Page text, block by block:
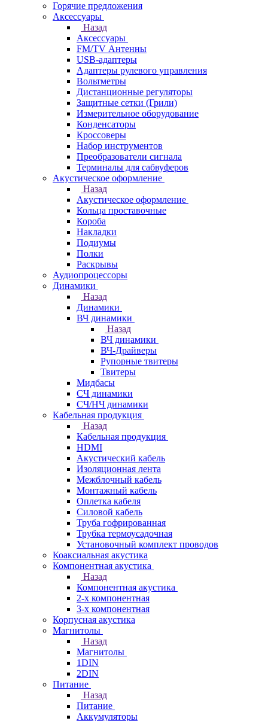
Горячие предложения
Аксессуары
Назад
Аксессуары
FM/TV Антенны
USB-адаптеры
Адаптеры рулевого управления
Вольтметры
Дистанционные регуляторы
Защитные сетки (Грили)
Измерительное оборудование
Конденсаторы
Кроссоверы
Набор инструментов
Преобразователи сигнала
Терминалы для сабвуферов
Акустическое оформление
Назад
Акустическое оформление
Кольца проставочные
Короба
Накладки
Подиумы
Полки
Раскрывы
Аудиопроцессоры
Динамики
Назад
Динамики
ВЧ динамики
Назад
ВЧ динамики
ВЧ-Драйверы
Рупорные твитеры
Твитеры
Мидбасы
СЧ динамики
СЧ/НЧ динамики
Кабельная продукция
Назад
Кабельная продукция
HDMI
Акустический кабель
Изоляционная лента
Межблочный кабель
Монтажный кабель
Оплетка кабеля
Силовой кабель
Труба гофрированная
Трубка термоусадочная
Установочный комплект проводов
Коаксиальная акустика
Компонентная акустика
Назад
Компонентная акустика
2-х компонентная
3-х компонентная
Корпусная акустика
Магнитолы
Назад
Магнитолы
1DIN
2DIN
Питание
Назад
Питание
Аккумуляторы